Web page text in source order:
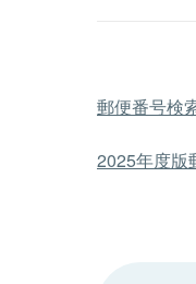
郵便番号検
2025年度版